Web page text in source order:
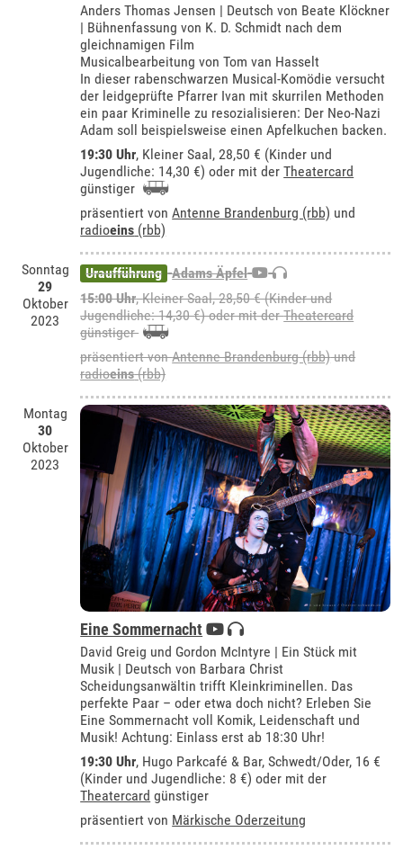
Anders Thomas Jensen | Deutsch von Beate Klöckner
| Bühnenfassung von K. D. Schmidt nach dem
gleichnamigen Film
Musicalbearbeitung von Tom van Hasselt
In dieser rabenschwarzen Musical-Komödie versucht
der leidgeprüfte Pfarrer Ivan mit skurrilen Methoden
ein paar Kriminelle zu resozialisieren: Der Neo-Nazi
Adam soll beispielsweise einen Apfelkuchen backen.
19:30 Uhr, Kleiner Saal, 28,50 € (Kinder und
Jugendliche: 14,30 €) oder mit derTheatercard
günstiger
präsentiert vonAntenne Brandenburg (rbb) und
radioeins (rbb)
Sonntag
29
Oktober
2023
Uraufführung Adams Äpfel
15:00 Uhr,Kleiner Saal, 28,50 € (Kinder und
Jugendliche: 14,30 €) oder mit derTheatercard
günstiger
präsentiert vonAntenne Brandenburg (rbb)und
radioeins(rbb)
Montag
30
Oktober
2023
Eine Sommernacht
David Greig und Gordon McIntyre | Ein Stück mit
Musik | Deutsch von Barbara Christ
Scheidungsanwältin trifft Kleinkriminellen. Das
perfekte Paar – oder etwa doch nicht? Erleben Sie
Eine Sommernacht voll Komik, Leidenschaft und
Musik! Achtung: Einlass erst ab 18:30 Uhr!
19:30 Uhr, Hugo Parkcafé & Bar, Schwedt/Oder, 16 €
(Kinder und Jugendliche: 8 €) oder mit der
Theatercard günstiger
präsentiert von Märkische Oderzeitung